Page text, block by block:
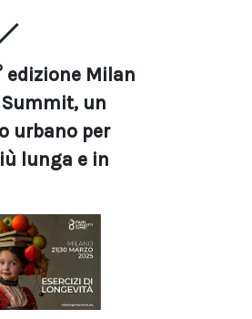
edizione Milan
un
urbano per
lunga e in